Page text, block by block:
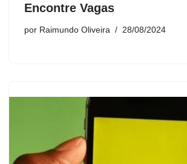
Encontre Vagas
por Raimundo Oliveira 28/08/2024